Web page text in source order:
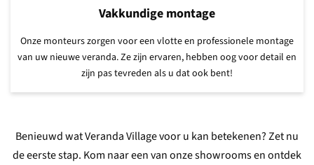
Vakkundige montage
Onze monteurs zorgen voor een vlotte en professionele montage
van uw nieuwe veranda. Ze zijn ervaren, hebben oog voor detail en
zijn pas tevreden als u dat ook bent!
Benieuwd wat Veranda Village voor u kan betekenen? Zet nu
de eerste stap. Kom naar een van onze showrooms en ontdek